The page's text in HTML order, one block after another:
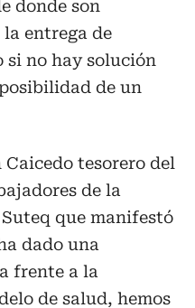
donde son
entrega de
si no hay solución
de un
tesorero del
de la
que manifestó
dado una
frente a la
de salud, hemos